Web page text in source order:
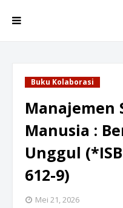
Buku Kolaborasi
Manajemen
Manusia :
Unggul
612-9)
Mei 21, 2026